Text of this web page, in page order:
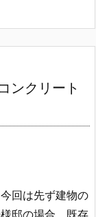
クリート
回は先ず建物の